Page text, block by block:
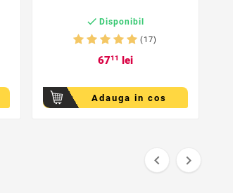
 Disponibil
(17)
6711 lei
Adauga in cos
 